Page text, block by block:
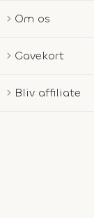
Om os
Gavekort
Bliv affiliate